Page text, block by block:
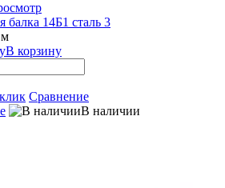
балка 14Б1 сталь 3
В корзину
Сравнение
В наличии